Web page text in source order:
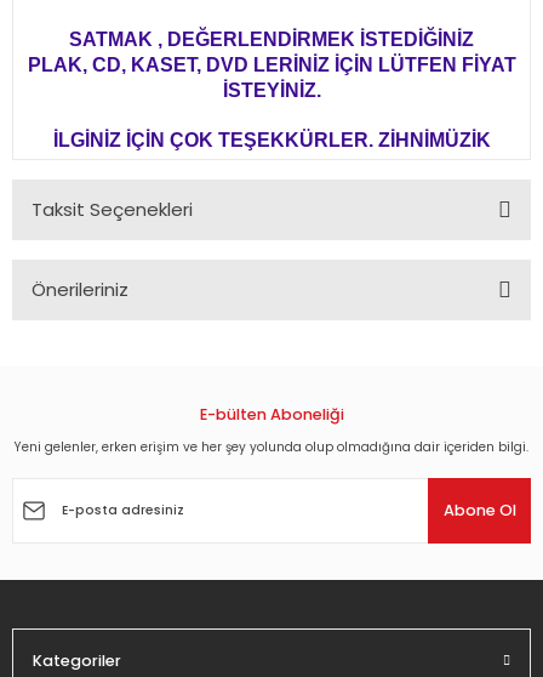
SATMAK , DEĞERLENDİRMEK İSTEDİĞİNİZ
PLAK, CD, KASET, DVD LERİNİZ İÇİN LÜTFEN FİYAT
İSTEYİNİZ.
İLGİNİZ İÇİN ÇOK TEŞEKKÜRLER. ZİHNİMÜZİK
Taksit Seçenekleri
Önerileriniz
Görüş ve önerileriniz için teşekkür ederiz.
Ürün açıklamasında eksik bilgiler bulunuyor.
E-bülten Aboneliği
Yeni gelenler, erken erişim ve her şey yolunda olup olmadığına dair içeriden bilgi.
Abone Ol
Kategoriler